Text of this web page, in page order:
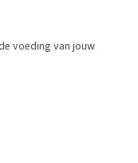
voeding van jouw